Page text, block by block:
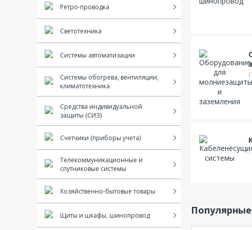
Ретро-проводка
Светотехника
Системы автоматизации
Системы обогрева, вентиляции,
климатотехника
Средства индивидуальной
защиты (СИЗ)
Счетчики (приборы учета)
Телекоммуникационные и
спутниковые системы
Хозяйственно-бытовые товары
Щиты и шкафы, шинопровод